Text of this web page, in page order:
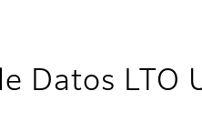
Datos LTO